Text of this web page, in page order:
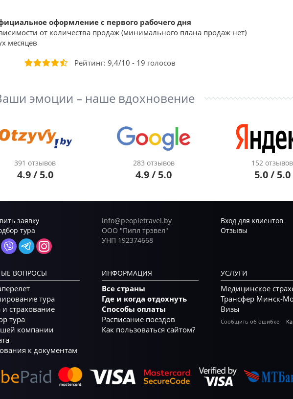
оформление с первого рабочего дня
от количества продаж (минимального плана продаж нет)
месяцев
Рейтинг: 9,4/10 - 19 голосов
эмоции – наше вдохновение
391 отзывов
4.9 / 5.0
283 отзывов
4.9 / 5.0
152 отзывов
5.0 / 5.0
заявку
тура
info@peopletravel.by
ООО "Пипл трэвел"
УНП 192374668
Вход для клиентов
Отзывы
ВОПРОСЫ
тура
и страхование
тура
компании
к документам
ИНФОРМАЦИЯ
Все страны
Где и когда отдохнуть
Способы оплаты
Расписание поездов
Как пользоваться сайтом?
УСЛУГИ
Медицинское
Трансфер Минск-
Визы
Сообщить об ошибке